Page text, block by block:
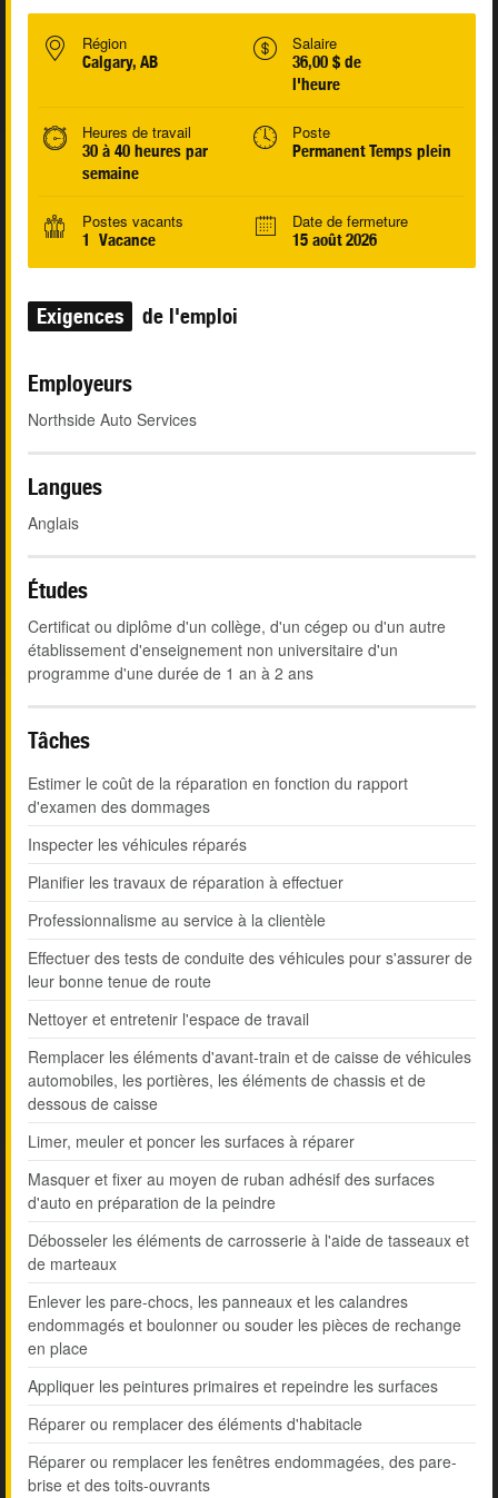
Région
Calgary, AB
Salaire
36,00 $ de
l'heure
Heures de travail
30 à 40 heures par
semaine
Poste
Permanent Temps plein
Postes vacants
1 Vacance
Date de fermeture
15 août 2026
Exigences de l'emploi
Employeurs
Northside Auto Services
Langues
Anglais
Études
Certificat ou diplôme d'un collège, d'un cégep ou d'un autre
établissement d'enseignement non universitaire d'un
programme d'une durée de 1 an à 2 ans
Tâches
Estimer le coût de la réparation en fonction du rapport
d'examen des dommages
Inspecter les véhicules réparés
Planifier les travaux de réparation à effectuer
Professionnalisme au service à la clientèle
Effectuer des tests de conduite des véhicules pour s'assurer de
leur bonne tenue de route
Nettoyer et entretenir l'espace de travail
Remplacer les éléments d'avant-train et de caisse de véhicules
automobiles, les portières, les éléments de chassis et de
dessous de caisse
Limer, meuler et poncer les surfaces à réparer
Masquer et fixer au moyen de ruban adhésif des surfaces
d'auto en préparation de la peindre
Débosseler les éléments de carrosserie à l'aide de tasseaux et
de marteaux
Enlever les pare-chocs, les panneaux et les calandres
endommagés et boulonner ou souder les pièces de rechange
en place
Appliquer les peintures primaires et repeindre les surfaces
Réparer ou remplacer des éléments d'habitacle
Réparer ou remplacer les fenêtres endommagées, des pare-
brise et des toits-ouvrants